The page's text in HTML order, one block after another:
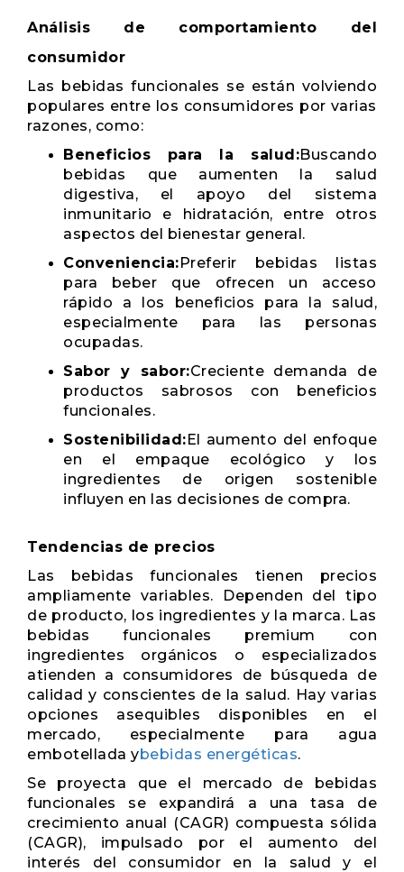
Análisis de comportamiento del
consumidor
Las bebidas funcionales se están volviendo
populares entre los consumidores por varias
razones, como:
Beneficios para la salud:Buscando
bebidas que aumenten la salud
digestiva, el apoyo del sistema
inmunitario e hidratación, entre otros
aspectos del bienestar general.
Conveniencia:Preferir bebidas listas
para beber que ofrecen un acceso
rápido a los beneficios para la salud,
especialmente para las personas
ocupadas.
Sabor y sabor:Creciente demanda de
productos sabrosos con beneficios
funcionales.
Sostenibilidad:El aumento del enfoque
en el empaque ecológico y los
ingredientes de origen sostenible
influyen en las decisiones de compra.
Tendencias de precios
Las bebidas funcionales tienen precios
ampliamente variables. Dependen del tipo
de producto, los ingredientes y la marca. Las
bebidas funcionales premium con
ingredientes orgánicos o especializados
atienden a consumidores de búsqueda de
calidad y conscientes de la salud. Hay varias
opciones asequibles disponibles en el
mercado, especialmente para agua
embotellada ybebidas energéticas.
Se proyecta que el mercado de bebidas
funcionales se expandirá a una tasa de
crecimiento anual (CAGR) compuesta sólida
(CAGR), impulsado por el aumento del
interés del consumidor en la salud y el